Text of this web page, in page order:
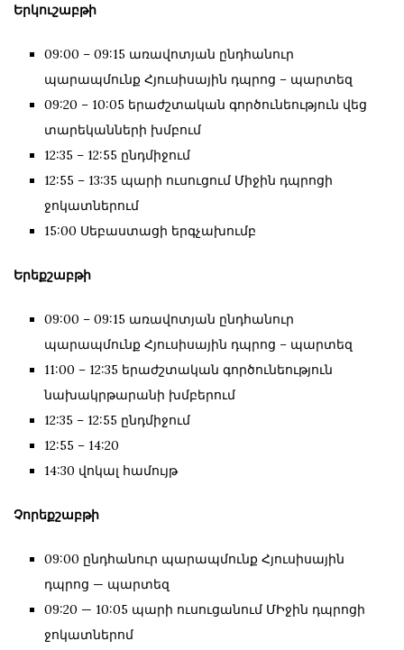
Երկուշաբթի
09:00 – 09:15 առավոտյան ընդհանուր
պարապմունք Հյուսիսային դպրոց – պարտեզ
09:20 – 10:05 երաժշտական գործունեություն վեց
տարեկանների խմբում
12:35 – 12:55 ընդմիջում
12:55 – 13:35 պարի ուսուցում Միջին դպրոցի
ջոկատներում
15:00 Սեբաստացի երգչախումբ
Երեքշաբթի
09:00 – 09:15 առավոտյան ընդհանուր
պարապմունք Հյուսիսային դպրոց – պարտեզ
11:00 – 12:35 երաժշտական գործունեություն
նախակրթարանի խմբերում
12:35 – 12:55 ընդմիջում
12:55 – 14:20
14:30 վոկալ համույթ
Չորեքշաբթի
09:00 ընդհանուր պարապմունք Հյուսիսային
դպրոց — պարտեզ
09:20 — 10:05 պարի ուսուցանում ՄԻջին դպրոցի
ջոկատներոմ